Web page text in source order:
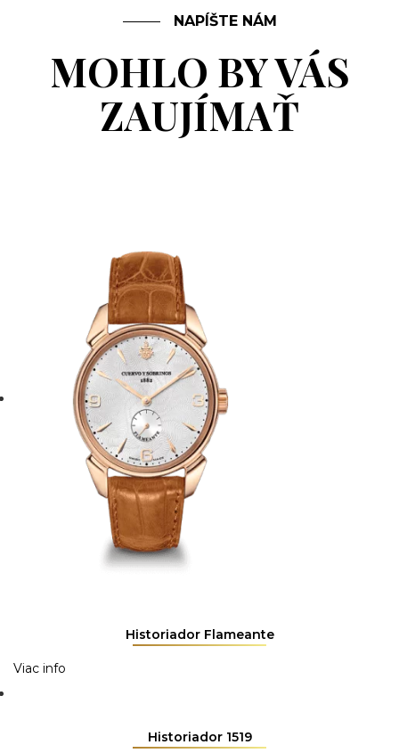
NAPÍŠTE NÁM
MOHLO BY VÁS
ZAUJÍMAŤ
Historiador Flameante
Viac info
Historiador 1519